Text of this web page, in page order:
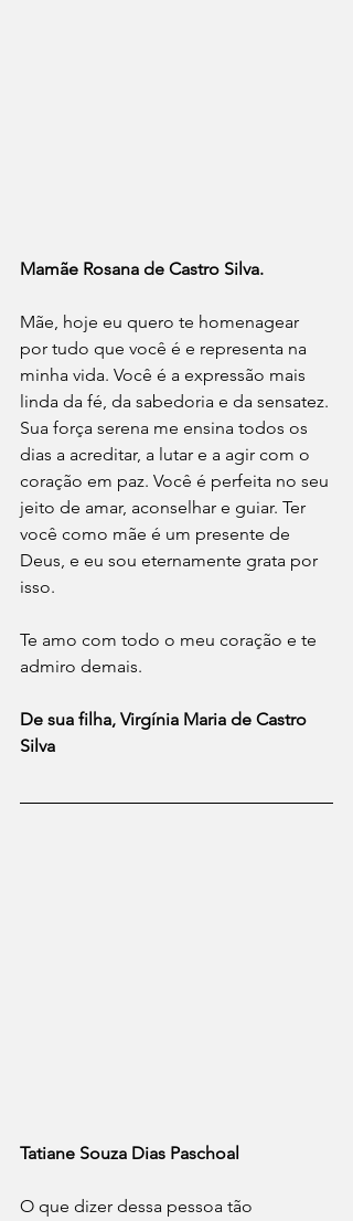
Mamãe Rosana de Castro Silva.
Mãe, hoje eu quero te homenagear
por tudo que você é e representa na
minha vida. Você é a expressão mais
linda da fé, da sabedoria e da sensatez.
Sua força serena me ensina todos os
dias a acreditar, a lutar e a agir com o
coração em paz. Você é perfeita no seu
jeito de amar, aconselhar e guiar. Ter
você como mãe é um presente de
Deus, e eu sou eternamente grata por
isso.
Te amo com todo o meu coração e te
admiro demais.
De sua filha, Virgínia Maria de Castro
Silva
Tatiane Souza Dias Paschoal
O que dizer dessa pessoa tão